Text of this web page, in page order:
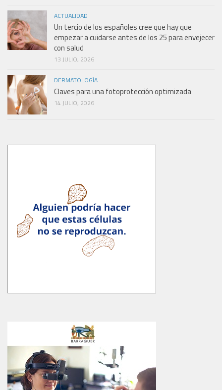
ACTUALIDAD
Un tercio de los españoles cree que hay que
empezar a cuidarse antes de los 25 para envejecer
con salud
13 JULIO, 2026
DERMATOLOGÍA
Claves para una fotoprotección optimizada
14 JULIO, 2026